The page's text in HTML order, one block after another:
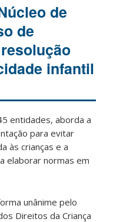
de
de
infantil
entidades, aborda a
para evitar
às crianças e a
elaborar normas em
unânime pelo
Direitos da Criança